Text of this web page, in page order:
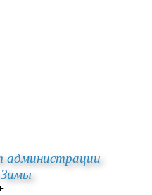
администрации
Зимы